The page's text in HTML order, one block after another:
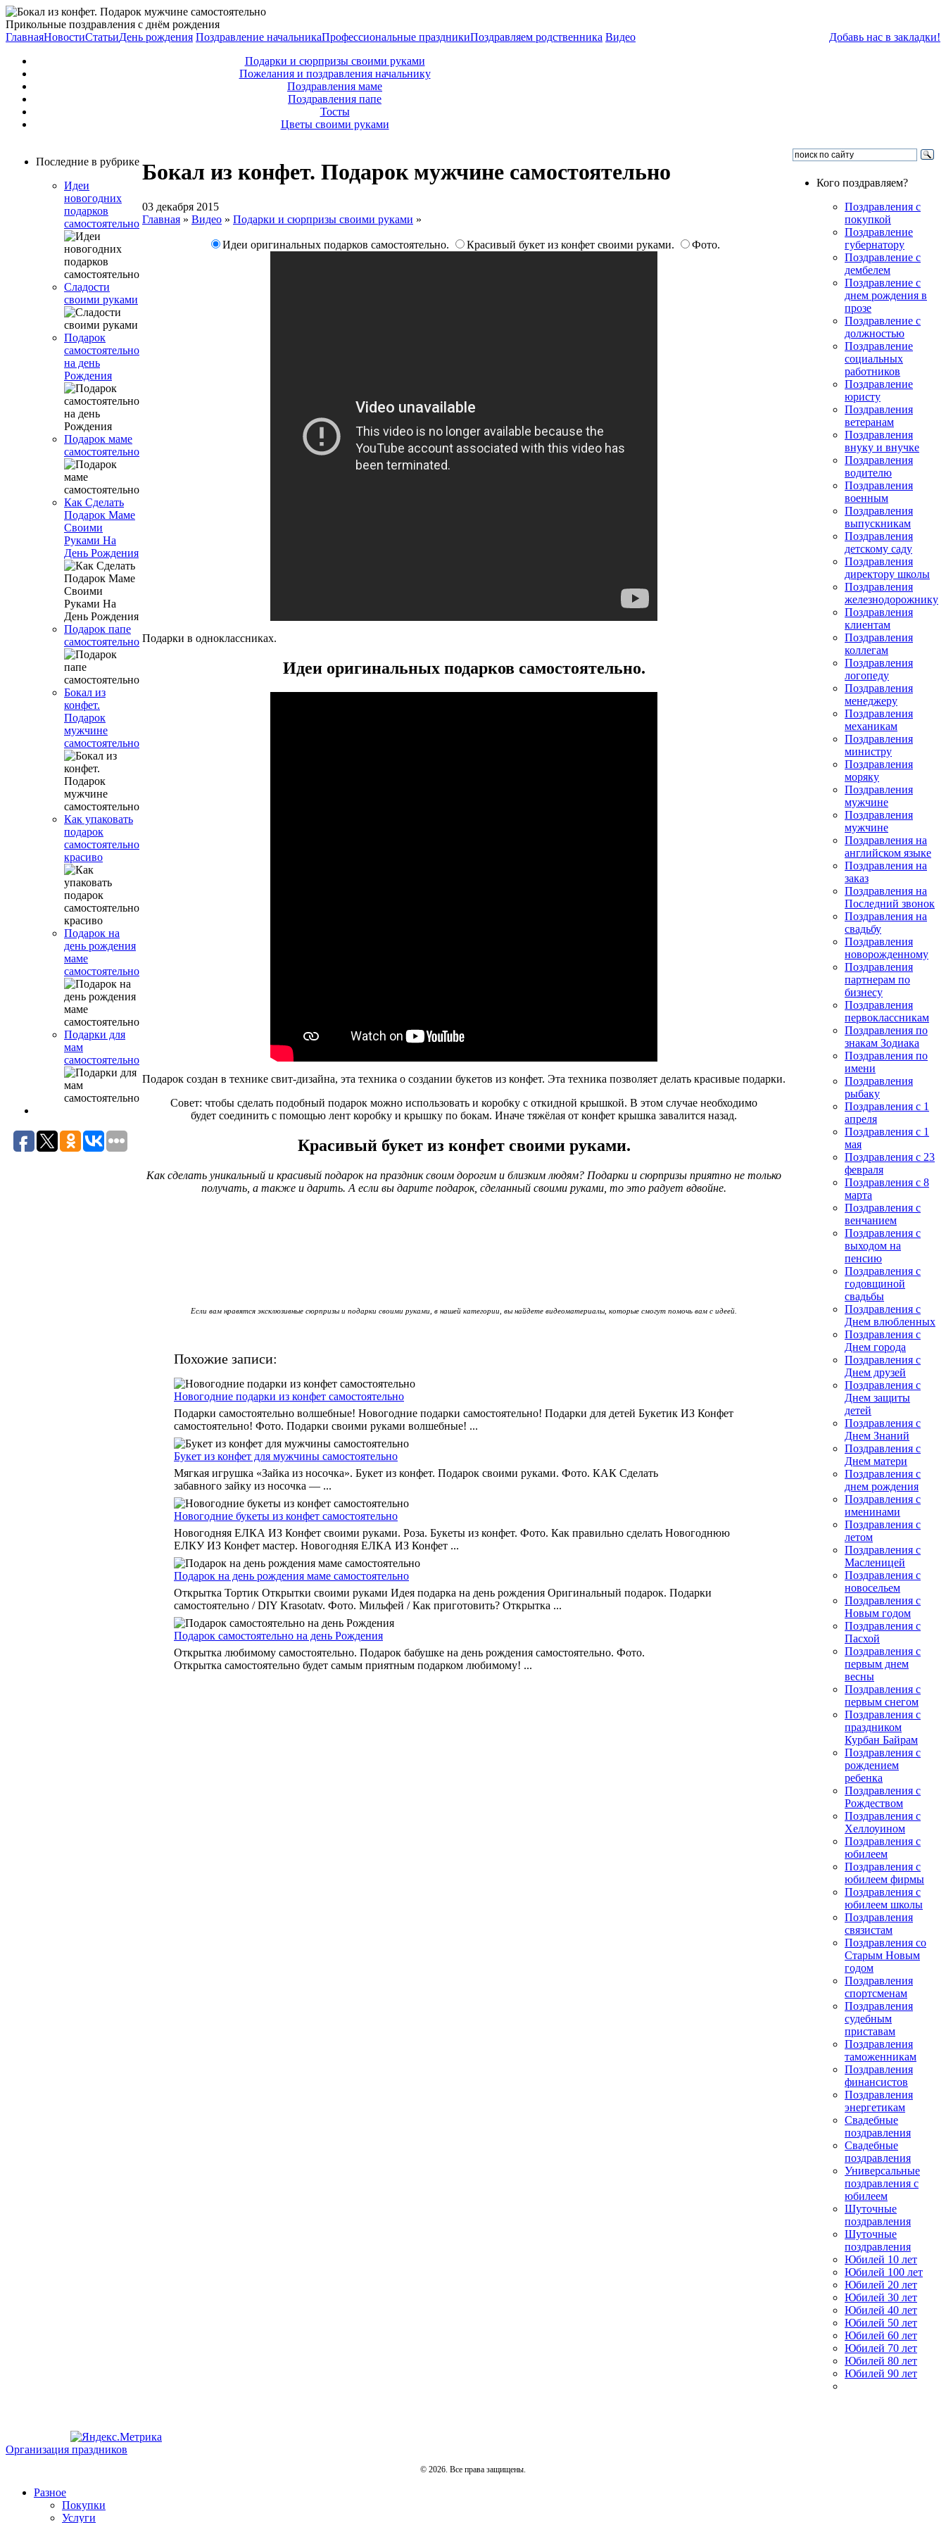
Прикольные поздравления с днём рождения
ГлавнаяНовостиСтатьиДень рождения Поздравление начальникаПрофессиональные праздникиПоздравляем родственника Видео
Подарки и сюрпризы своими руками
Пожелания и поздравления начальнику
Поздравления маме
Поздравления папе
Тосты
Цветы своими руками
Добавь нас в закладки!
Последние в рубрике
Идеи
новогодних
подарков
самостоятельно
Сладости
своими руками
Подарок
самостоятельно
на день
Рождения
Подарок маме
самостоятельно
Как Сделать
Подарок Маме
Своими
Руками На
День Рождения
Подарок папе
самостоятельно
Бокал из
конфет.
Подарок
мужчине
самостоятельно
Как упаковать
подарок
самостоятельно
красиво
Подарок на
день рождения
маме
самостоятельно
Подарки для
мам
самостоятельно
Бокал из конфет. Подарок мужчине самостоятельно
03 декабря 2015
Главная » Видео » Подарки и сюрпризы своими руками »
Идеи оригинальных подарков самостоятельно. Красивый букет из конфет своими руками. Фото.
Подарки в одноклассниках.
Идеи оригинальных подарков самостоятельно.
Подарок создан в технике свит-дизайна, эта техника о создании букетов из конфет. Эта техника позволяет делать красивые подарки.
Совет: чтобы сделать подобный подарок можно использовать и коробку с откидной крышкой. В этом случае необходимо
будет соединить с помощью лент коробку и крышку по бокам. Иначе тяжёлая от конфет крышка завалится назад.
Красивый букет из конфет своими руками.
Как сделать уникальный и красивый подарок на праздник своим дорогим и близким людям? Подарки и сюрпризы приятно не только
получать, а также и дарить. А если вы дарите подарок, сделанный своими руками, то это радует вдвойне.
Если вам нравятся эксклюзивные сюрпризы и подарки своими руками, в нашей категории, вы найдете видеоматериалы, которые смогут помочь вам с идеей.
Похожие записи:
Новогодние подарки из конфет самостоятельно
Подарки самостоятельно волшебные! Новогодние подарки самостоятельно! Подарки для детей Букетик ИЗ Конфет
самостоятельно! Фото. Подарки своими руками волшебные! ...
Букет из конфет для мужчины самостоятельно
Мягкая игрушка «Зайка из носочка». Букет из конфет. Подарок своими руками. Фото. КАК Сделать
забавного зайку из носочка — ...
Новогодние букеты из конфет самостоятельно
Новогодняя ЕЛКА ИЗ Конфет своими руками. Роза. Букеты из конфет. Фото. Как правильно сделать Новогоднюю
ЕЛКУ ИЗ Конфет мастер. Новогодняя ЕЛКА ИЗ Конфет ...
Подарок на день рождения маме самостоятельно
Открытка Тортик Открытки своими руками Идея подарка на день рождения Оригинальный подарок. Подарки
самостоятельно / DIY Krasotatv. Фото. Мильфей / Как приготовить? Открытка ...
Подарок самостоятельно на день Рождения
Открытка любимому самостоятельно. Подарок бабушке на день рождения самостоятельно. Фото.
Открытка самостоятельно будет самым приятным подарком любимому! ...
Кого поздравляем?
Поздравления с
покупкой
Поздравление
губернатору
Поздравление с
дембелем
Поздравление с
днем рождения в
прозе
Поздравление с
должностью
Поздравление
социальных
работников
Поздравление
юристу
Поздравления
ветеранам
Поздравления
внуку и внучке
Поздравления
водителю
Поздравления
военным
Поздравления
выпускникам
Поздравления
детскому саду
Поздравления
директору школы
Поздравления
железнодорожнику
Поздравления
клиентам
Поздравления
коллегам
Поздравления
логопеду
Поздравления
менеджеру
Поздравления
механикам
Поздравления
министру
Поздравления
моряку
Поздравления
мужчине
Поздравления
мужчине
Поздравления на
английском языке
Поздравления на
заказ
Поздравления на
Последний звонок
Поздравления на
свадьбу
Поздравления
новорожденному
Поздравления
партнерам по
бизнесу
Поздравления
первоклассникам
Поздравления по
знакам Зодиака
Поздравления по
имени
Поздравления
рыбаку
Поздравления с 1
апреля
Поздравления с 1
мая
Поздравления с 23
февраля
Поздравления с 8
марта
Поздравления с
венчанием
Поздравления с
выходом на
пенсию
Поздравления с
годовщиной
свадьбы
Поздравления с
Днем влюбленных
Поздравления с
Днем города
Поздравления с
Днем друзей
Поздравления с
Днем защиты
детей
Поздравления с
Днем Знаний
Поздравления с
Днем матери
Поздравления с
днем рождения
Поздравления с
именинами
Поздравления с
летом
Поздравления с
Масленицей
Поздравления с
новосельем
Поздравления с
Новым годом
Поздравления с
Пасхой
Поздравления с
первым днем
весны
Поздравления с
первым снегом
Поздравления с
праздником
Курбан Байрам
Поздравления с
рождением
ребенка
Поздравления с
Рождеством
Поздравления с
Хеллоуином
Поздравления с
юбилеем
Поздравления с
юбилеем фирмы
Поздравления с
юбилеем школы
Поздравления
связистам
Поздравления со
Старым Новым
годом
Поздравления
спортсменам
Поздравления
судебным
приставам
Поздравления
таможенникам
Поздравления
финансистов
Поздравления
энергетикам
Свадебные
поздравления
Свадебные
поздравления
Универсальные
поздравления с
юбилеем
Шуточные
поздравления
Шуточные
поздравления
Юбилей 10 лет
Юбилей 100 лет
Юбилей 20 лет
Юбилей 30 лет
Юбилей 40 лет
Юбилей 50 лет
Юбилей 60 лет
Юбилей 70 лет
Юбилей 80 лет
Юбилей 90 лет
Организация праздников
© 2026. Все права защищены.
Разное
Покупки
Услуги